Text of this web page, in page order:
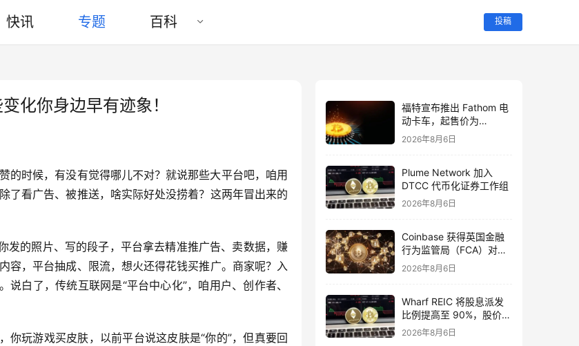
快讯 专题 百科 投稿
化你身边早有迹象！
的时候，有没有觉得哪儿不对？就说那些大平台吧，咱用
发的照片、写的段子，平台拿去精准推广告、卖数据，赚
容，平台抽成、限流，想火还得花钱买推广。商家呢？入
白了，传统互联网是“平台中心化”，咱用户、创作者、
你玩游戏买皮肤，以前平台说这皮肤是“你的”，但真要回
福特宣布推出 Fathom 电
动卡车，起售价为
28,350 美元
2026年8月6日
Plume Network 加入
DTCC 代币化证券工作组
2026年8月6日
Coinbase 获得英国金融
行为监管局（FCA）对代
币化美国股票的全面授权
2026年8月6日
Wharf REIC 将股息派发
比例提高至 90%，股价飙
升 13.7%
2026年8月6日